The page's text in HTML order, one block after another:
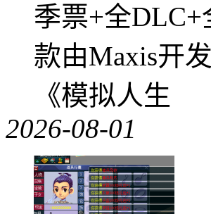
季票+全
款由Maxis开
《模拟人生
2026-08-01